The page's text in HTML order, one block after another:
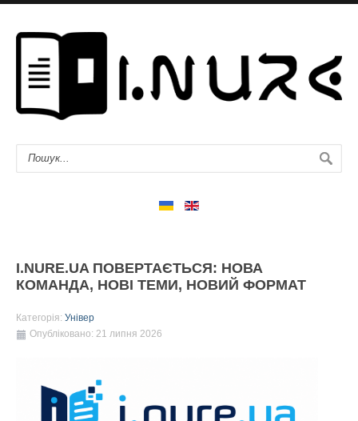
I.NURE.UA ПОВЕРТАЄТЬСЯ: НОВА
КОМАНДА, НОВІ ТЕМИ, НОВИЙ ФОРМАТ
Категорія: Універ
Опубліковано: 21 липня 2026